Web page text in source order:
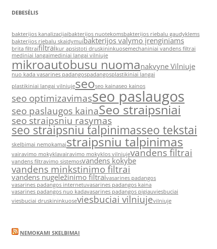
DEBESĖLIS
bakterijos kanalizacijaibakterijos nuotekomsbakterijos riebalu gaudyklems
bakterijos riebalu skaidymuibakterijos valymo įrenginiams
brita filtraifiltraikur apsistoti druskininkuosemechaniniai vandens filtrai
mediniai langaimediniai langai vilniuje
mikroautobusu nuomanakvyne Vilniuje
nuo kada vasarines padangospadangosplastikiniai langai
plastikiniai langai vilniujeseoseo kainaseo kainos
seo optimizavimasseo paslaugos
seo paslaugos kainaSeo straipsniai
seo straipsniu rasymas
seo straipsniu talpinimasseo tekstai
skelbimai nemokamaistraipsniu talpinimas
vairavimo mokyklavairavimo mokyklos vilniujevandens filtrai
vandens filtravimo sistemosvandens kokybe
vandens minkstinimo filtrai
vandens nugeležinimo filtraivasarines padangos
vasarines padangos internetuvasarines padangos kaina
vasarines padangos nuo kadavasarines padangos pigiauviesbuciai
viesbuciai druskininkuoseviesbuciai vilniujevilniuje
NEMOKAMI SKELBIMAI